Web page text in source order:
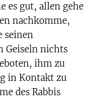
es gut, allen gehe
nachkomme,
seinen
Geiseln nichts
ihm zu
in Kontakt zu
des Rabbis